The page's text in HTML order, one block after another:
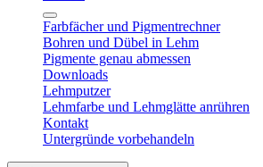
Farbfächer und Pigmentrechner
Bohren und Dübel in Lehm​
Pigmente genau abmessen
Downloads
Lehmputzer
Lehmfarbe und Lehmglätte anrühren
Kontakt
Untergründe vorbehandeln